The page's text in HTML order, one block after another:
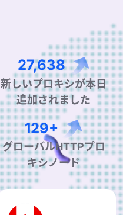
40,374
新しいプロキシが本日
追加されました
190+
グローバルHTTPプロ
キシノード